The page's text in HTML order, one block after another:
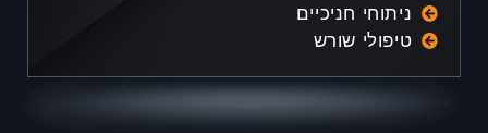
ניתוחי חניכיים
טיפולי שורש